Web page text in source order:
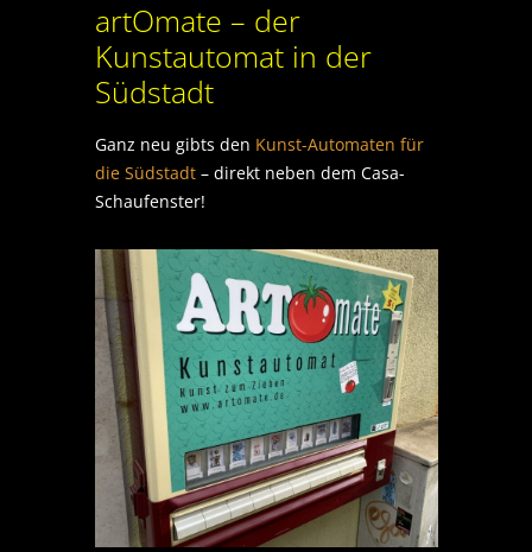
artOmate – der
Kunstautomat in der
Südstadt
Ganz neu gibts den Kunst-Automaten für
die Südstadt– direkt neben dem Casa-
Schaufenster!